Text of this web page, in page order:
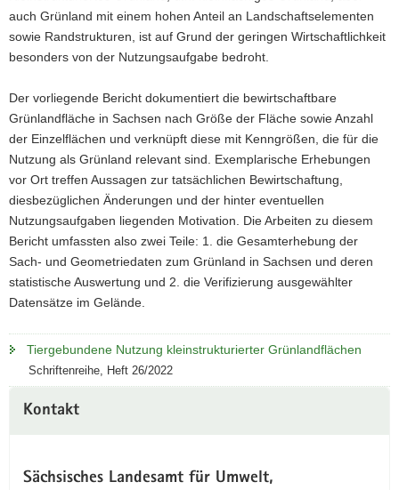
auch Grünland mit einem hohen Anteil an Landschaftselementen
sowie Randstrukturen, ist auf Grund der geringen Wirtschaftlichkeit
besonders von der Nutzungsaufgabe bedroht.
Der vorliegende Bericht dokumentiert die bewirtschaftbare
Grünlandfläche in Sachsen nach Größe der Fläche sowie Anzahl
der Einzelflächen und verknüpft diese mit Kenngrößen, die für die
Nutzung als Grünland relevant sind. Exemplarische Erhebungen
vor Ort treffen Aussagen zur tatsächlichen Bewirtschaftung,
diesbezüglichen Änderungen und der hinter eventuellen
Nutzungsaufgaben liegenden Motivation. Die Arbeiten zu diesem
Bericht umfassten also zwei Teile: 1. die Gesamterhebung der
Sach- und Geometriedaten zum Grünland in Sachsen und deren
statistische Auswertung und 2. die Verifizierung ausgewählter
Datensätze im Gelände.
Tiergebundene Nutzung kleinstrukturierter Grünlandflächen
Schriftenreihe, Heft 26/2022
Kontakt
Sächsisches Landesamt für Umwelt,